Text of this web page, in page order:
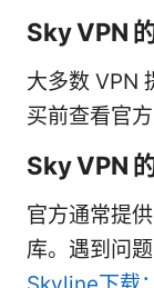
Sky VPN
大多数 VPN
买前查看官
Sky VPN
官方通常提
库。遇到问